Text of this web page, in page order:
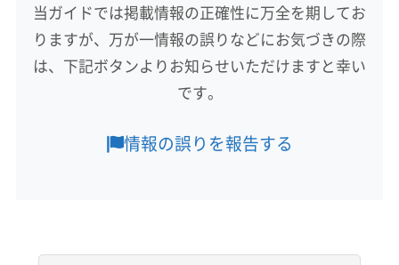
対応地域
標津郡標津町 釧路市 根室市
阿寒郡鶴居村
釧路郡釧路町
厚岸郡厚岸町
厚岸郡浜中町
川上郡標茶町
年中無休
当ガイドでは掲載情報の正確性に万全を期してお
りますが、万が一情報の誤りなどにお気づきの際
は、下記ボタンよりお知らせいただけますと幸い
です。
情報の誤りを報告する